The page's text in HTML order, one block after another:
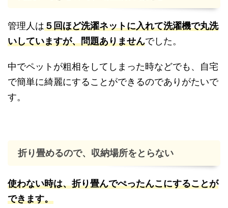
管理人は５回ほど洗濯ネットに入れて洗濯機で丸洗
いしていますが、問題ありませんでした。
中でペットが粗相をしてしまった時などでも、自宅
で簡単に綺麗にすることができるのでありがたいで
す。
折り畳めるので、収納場所をとらない
使わない時は、折り畳んでぺったんこにすることが
できます。